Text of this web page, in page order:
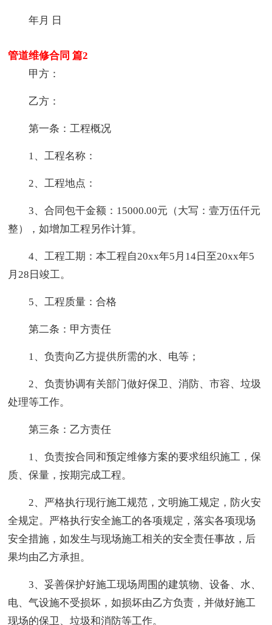
年月 日
管道维修合同 篇2
甲方：
乙方：
第一条：工程概况
1、工程名称：
2、工程地点：
3、合同包干金额：15000.00元（大写：壹万伍仟元
整），如增加工程另作计算。
4、工程工期：本工程自20xx年5月14日至20xx年5
月28日竣工。
5、工程质量：合格
第二条：甲方责任
1、负责向乙方提供所需的水、电等；
2、负责协调有关部门做好保卫、消防、市容、垃圾
处理等工作。
第三条：乙方责任
1、负责按合同和预定维修方案的要求组织施工，保
质、保量，按期完成工程。
2、严格执行现行施工规范，文明施工规定，防火安
全规定。严格执行安全施工的各项规定，落实各项现场
安全措施，如发生与现场施工相关的安全责任事故，后
果均由乙方承担。
3、妥善保护好施工现场周围的建筑物、设备、水、
电、气设施不受损坏，如损坏由乙方负责，并做好施工
现场的保卫、垃圾和消防等工作。